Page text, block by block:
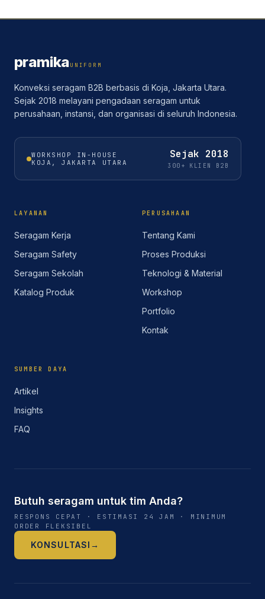
pramikaUNIFORM
Konveksi seragam B2B berbasis di Koja, Jakarta Utara.
Sejak 2018 melayani pengadaan seragam untuk
perusahaan, instansi, dan organisasi di seluruh Indonesia.
WORKSHOP IN-HOUSE
KOJA, JAKARTA UTARA
Sejak 2018
300+ KLIEN B2B
LAYANAN
Seragam Kerja
Seragam Safety
Seragam Sekolah
Katalog Produk
PERUSAHAAN
Tentang Kami
Proses Produksi
Teknologi & Material
Workshop
Portfolio
Kontak
SUMBER DAYA
Artikel
Insights
FAQ
Butuh seragam untuk tim Anda?
RESPONS CEPAT · ESTIMASI 24 JAM · MINIMUM
ORDER FLEKSIBEL
KONSULTASI →